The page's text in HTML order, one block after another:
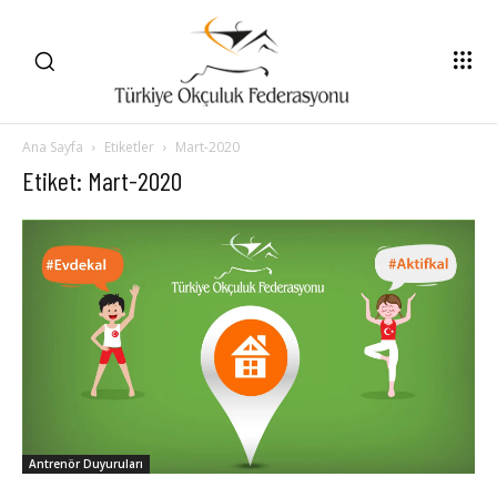
Ana Sayfa Etiketler Mart-2020
Etiket: Mart-2020
Antrenör Duyuruları